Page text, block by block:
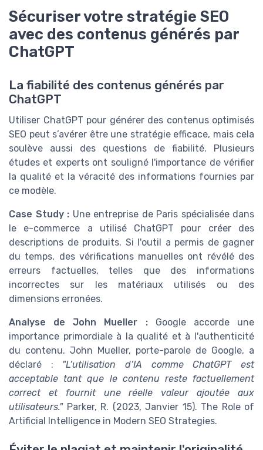
Sécuriser votre stratégie SEO
avec des contenus générés par
ChatGPT
La fiabilité des contenus générés par
ChatGPT
Utiliser ChatGPT pour générer des contenus optimisés
SEO peut s’avérer être une stratégie efficace, mais cela
soulève aussi des questions de fiabilité. Plusieurs
études et experts ont souligné l'importance de vérifier
la qualité et la véracité des informations fournies par
ce modèle.
Case Study : Une entreprise de Paris spécialisée dans
le e-commerce a utilisé ChatGPT pour créer des
descriptions de produits. Si l'outil a permis de gagner
du temps, des vérifications manuelles ont révélé des
erreurs factuelles, telles que des informations
incorrectes sur les matériaux utilisés ou des
dimensions erronées.
Analyse de John Mueller : Google accorde une
importance primordiale à la qualité et à l'authenticité
du contenu. John Mueller, porte-parole de Google, a
déclaré : "L’utilisation d’IA comme ChatGPT est
acceptable tant que le contenu reste factuellement
correct et fournit une réelle valeur ajoutée aux
utilisateurs."Parker, R. (2023, Janvier 15). The Role of
Artificial Intelligence in Modern SEO Strategies.